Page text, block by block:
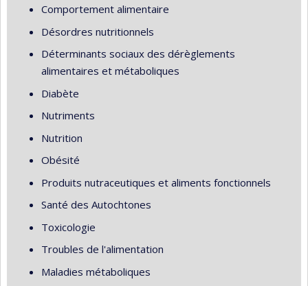
Comportement alimentaire
Désordres nutritionnels
Déterminants sociaux des dérèglements
alimentaires et métaboliques
Diabète
Nutriments
Nutrition
Obésité
Produits nutraceutiques et aliments fonctionnels
Santé des Autochtones
Toxicologie
Troubles de l'alimentation
Maladies métaboliques